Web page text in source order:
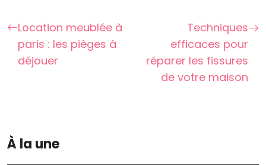
Location meublée à
paris : les pièges à
déjouer
Techniques
efficaces pour
réparer les fissures
de votre maison
À la une